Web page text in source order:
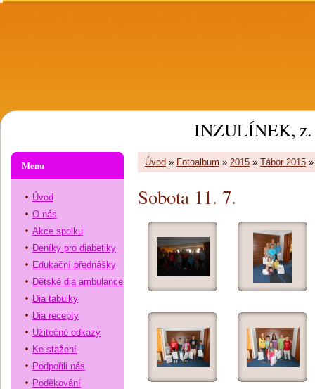
INZULÍNEK, z.
Úvod » Fotoalbum » 2015 » Tábor 2015
Sobota 11. 7.
Menu
Úvod
O nás
Akce spolku
Deníky pro diabetiky
Edukační přednášky
Dětské dia ambulance
Dia tabulky
Dia recepty
Užitečné odkazy
Ke stažení
Podpořili nás
Poděkování